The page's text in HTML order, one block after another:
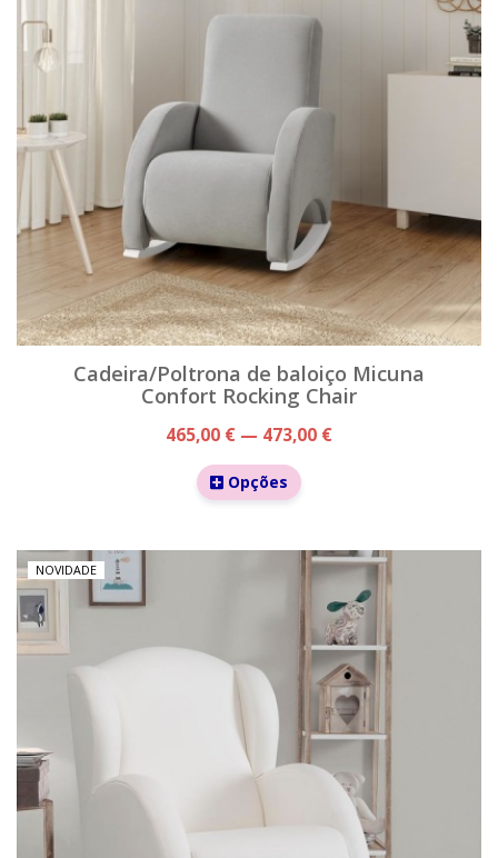
Cadeira/Poltrona de baloiço Micuna
Confort Rocking Chair
465,00 € — 473,00 €
Opções
NOVIDADE